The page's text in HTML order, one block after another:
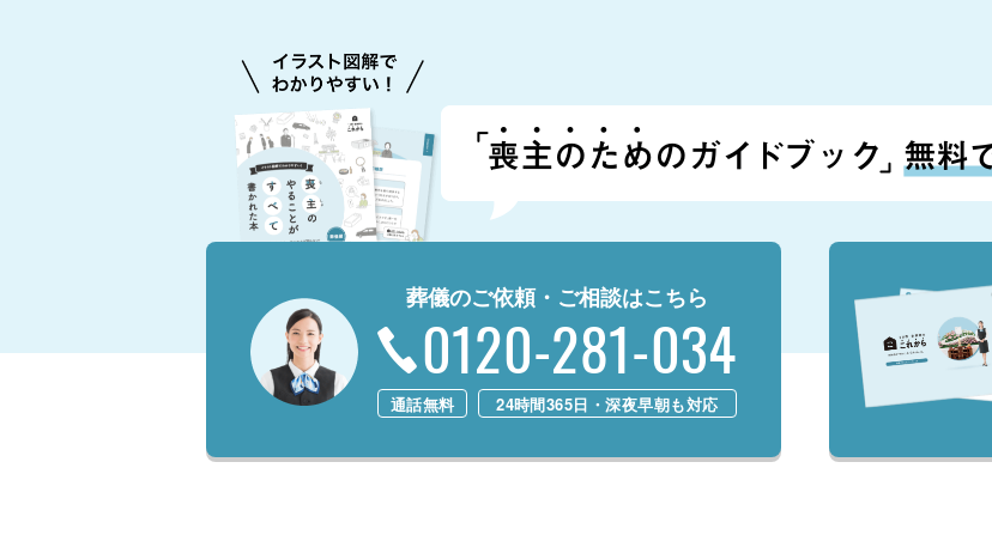
葬儀のご依頼・ご相談はこちら
0120-281-034
通話無料 24時間365日・深夜早朝も対応